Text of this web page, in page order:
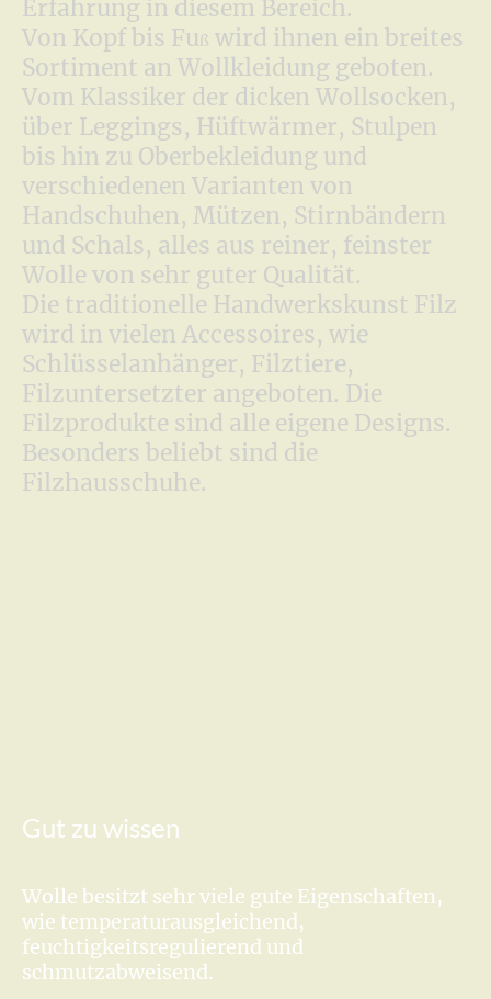
Erfahrung in diesem Bereich.
Von Kopf bis Fuß wird ihnen ein breites
Sortiment an Wollkleidung geboten.
Vom Klassiker der dicken Wollsocken,
über Leggings, Hüftwärmer, Stulpen
bis hin zu Oberbekleidung und
verschiedenen Varianten von
Handschuhen, Mützen, Stirnbändern
und Schals, alles aus reiner, feinster
Wolle von sehr guter Qualität.
Die traditionelle Handwerkskunst Filz
wird in vielen Accessoires, wie
Schlüsselanhänger, Filztiere,
Filzuntersetzter angeboten. Die
Filzprodukte sind alle eigene Designs.
Besonders beliebt sind die
Filzhausschuhe.
Gut zu wissen
Wolle besitzt sehr viele gute Eigenschaften,
wie temperaturausgleichend,
feuchtigkeitsregulierend und
schmutzabweisend.